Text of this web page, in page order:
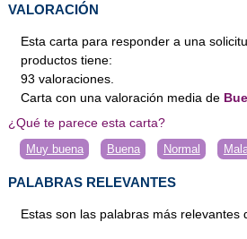
VALORACIÓN
Esta carta para responder a una
productos tiene:
93 valoraciones
Carta con una valoración media de
¿Qué te parece esta carta?
Muy buena Buena Normal
PALABRAS RELEVANTES
Estas son las palabras más relevantes